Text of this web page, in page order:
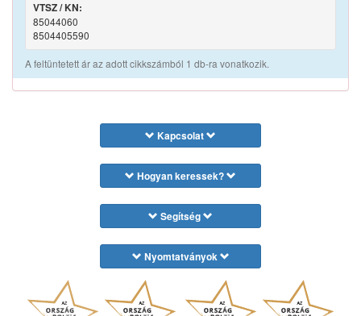
VTSZ / KN:
85044060
8504405590
A feltüntetett ár az adott cikkszámból 1 db-ra vonatkozik.
Kapcsolat
Hogyan keressek?
Segítség
Nyomtatványok